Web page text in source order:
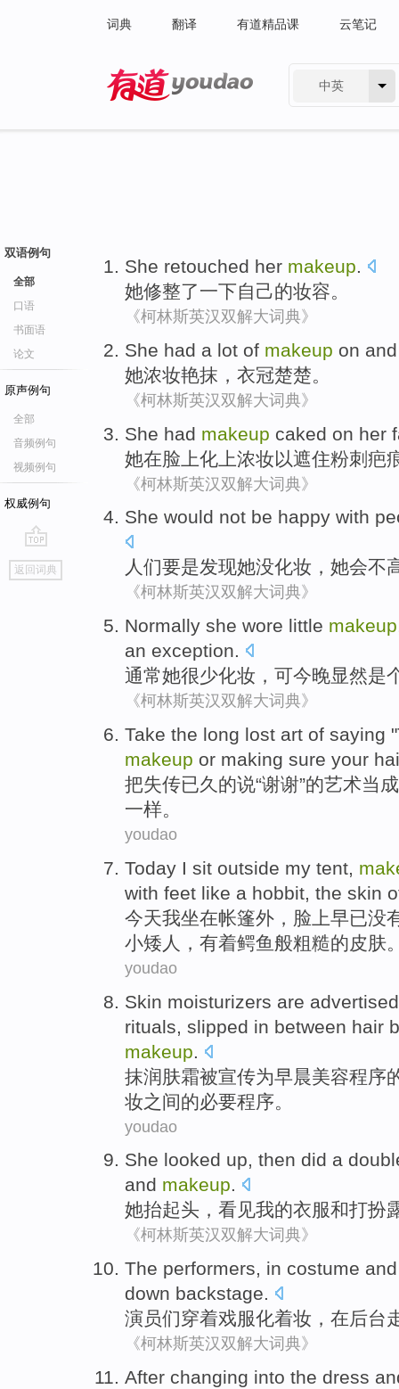
词典 翻译 有道精品课 云笔记
中英
双语例句
全部
口语
书面语
论文
原声例句
全部
音频例句
视频例句
权威例句
go
top
返回词典
She retouched her makeup.
她修整了一下自己的妆容。
《柯林斯英汉双解大词典》
She had a lot of makeup on
她浓妆艳抹 ，衣冠楚楚。
《柯林斯英汉双解大词典》
She had makeup caked on her
她在 脸上化上浓妆 以遮住粉刺疤
《柯林斯英汉双解大词典》
She would not be happy with
人们要是发现她没化妆 ， 她会不
《柯林斯英汉双解大词典》
Normally she wore little makeup
an exception.
通常她很少化妆 ， 可今晚显然是
《柯林斯英汉双解大词典》
Take the long lost art of saying "
makeup or making sure your
把失传已久 的说“谢谢”的艺术当
一样。
youdao
Today I sit outside my tent,
with feet like a hobbit, the skin
今天我坐在帐篷外 ，脸上早已没
小矮人 ，有着鳄鱼般粗糙的皮肤
youdao
Skin moisturizers are advertised
rituals slipped in between hair
makeup
抹润肤霜被宣传为早晨美容程序
妆之间的必要程序。
youdao
She looked up, then did a
and makeup.
她抬起头 ， 看见我的衣服和打扮
《柯林斯英汉双解大词典》
The performers, in costume
down backstage.
演员们穿着戏服化着妆，在后台
《柯林斯英汉双解大词典》
After changing into the dress